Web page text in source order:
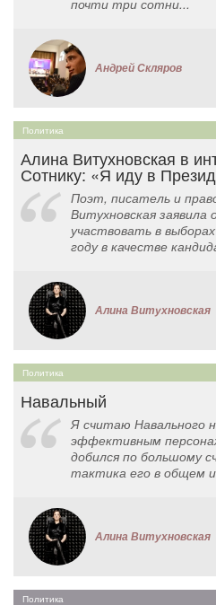
Андрей Скляров
Политика
Алина Витухновская в
Сотнику: «Я иду в
Поэт, писатель и
Витухновская заявила
участвовать в
году в качестве
Алина Витухновская
Политика
Навальный
Я считаю Навального
эффективным
добился по большому
тактика его в общем
Алина Витухновская
Политика